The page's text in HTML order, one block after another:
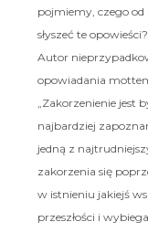
pojmiemy, czego od
słyszeć te opowieści?...
Autor
opowiadania
„Zakorzenienie jest
najbardziej
jedną z
zakorzenia się
w istnieniu jakiejś
przeszłości i